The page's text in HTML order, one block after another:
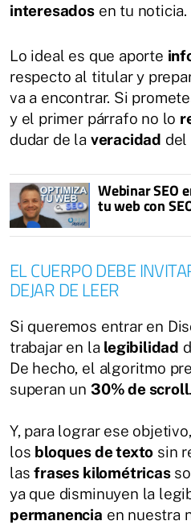
interesadosen tu noticia.
Lo ideal es que aporte
respecto al titular y
va a encontrar. Si
y el primer párrafo no lo
dudar de la veracidad del
Webinar SEO
tu web con
EL CUERPO DEBE
DEJAR DE LEER
Si queremos entrar en
trabajar en la legibilidad
De hecho, el algoritmo
superan un 30% de scroll.
Y, para lograr ese
los bloques de texto sin
lasfrases kilométricas
ya que disminuyen la
permanencia en nuestra